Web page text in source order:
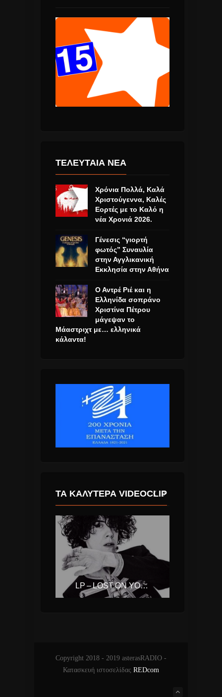
ΤΕΛΕΥΤΑΙΑ ΝΕΑ
Χρόνια Πολλά, Καλά
Χριστούγεννα, Καλές
Εορτές με το Καλό η
νέα Χρονιά 2026.
Γένεσις “γιορτή
φωτός” Συναυλία
στην Αγγλικανική
Εκκλησία στην Αθήνα
Ο Αντρέ Ριέ και η
Ελληνίδα σοπράνο
Χριστίνα Πέτρου
μάγεψαν το
Μάαστριχτ με… ελληνικά
κάλαντα!
ΤΑ ΚΑΛΎΤΕΡΑ VIDEOCLIP
LP – LOST ON YOU (LAURA PERGOLIZZI)
Copyright 2018 - 2019 asterasRADIO -
Κατασκευή ιστοσελίδας REDcom